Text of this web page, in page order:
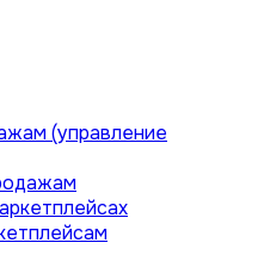
(управление